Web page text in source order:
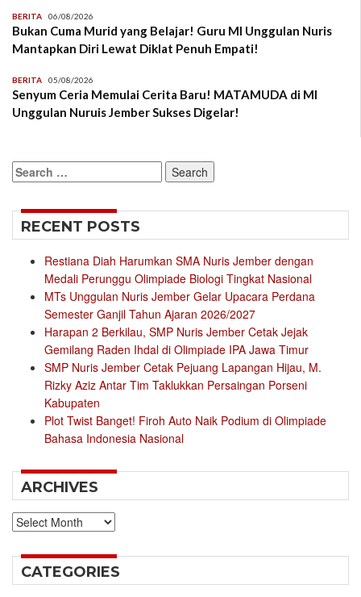
BERITA 06/08/2026
Bukan Cuma Murid yang Belajar! Guru MI Unggulan Nuris
Mantapkan Diri Lewat Diklat Penuh Empati!
BERITA 05/08/2026
Senyum Ceria Memulai Cerita Baru! MATAMUDA di MI
Unggulan Nuruis Jember Sukses Digelar!
Search
for:
RECENT POSTS
Restiana Diah Harumkan SMA Nuris Jember dengan
Medali Perunggu Olimpiade Biologi Tingkat Nasional
MTs Unggulan Nuris Jember Gelar Upacara Perdana
Semester Ganjil Tahun Ajaran 2026/2027
Harapan 2 Berkilau, SMP Nuris Jember Cetak Jejak
Gemilang Raden Ihdal di Olimpiade IPA Jawa Timur
SMP Nuris Jember Cetak Pejuang Lapangan Hijau, M.
Rizky Aziz Antar Tim Taklukkan Persaingan Porseni
Kabupaten
Plot Twist Banget! Firoh Auto Naik Podium di Olimpiade
Bahasa Indonesia Nasional
ARCHIVES
Archives
CATEGORIES